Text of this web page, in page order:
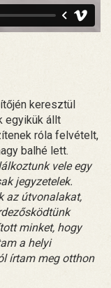
keresztül
egyikük állt
róla felvételt,
balhé lett.
vele egy
jegyzetelek.
az útvonalakat,
minket, hogy
a helyi
írtam meg otthon